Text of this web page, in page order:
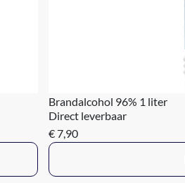
Brandalcohol 96% 1 liter
Direct leverbaar
€ 7,90